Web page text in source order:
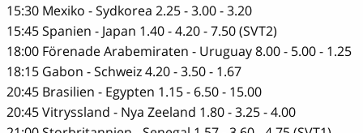
15:30 Mexiko - Sydkorea 2.25 - 3.00 - 3.20
15:45 Spanien - Japan 1.40 - 4.20 - 7.50 (SVT2)
18:00 Förenade Arabemiraten - Uruguay 8.00 - 5.00 - 1.25
18:15 Gabon - Schweiz 4.20 - 3.50 - 1.67
20:45 Brasilien - Egypten 1.15 - 6.50 - 15.00
20:45 Vitryssland - Nya Zeeland 1.80 - 3.25 - 4.00